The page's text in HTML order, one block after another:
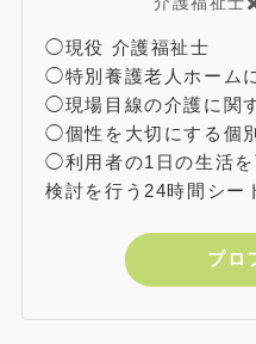
◯現役 介護福祉士
◯特別養護老人ホーム
◯現場目線の介護に関
◯個性を大切にする個
◯利用者の1日の生活
検討を行う24時間シー
プロ